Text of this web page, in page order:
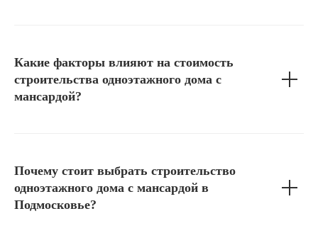
Какие факторы влияют на стоимость
строительства одноэтажного дома с
мансардой?
Почему стоит выбрать строительство
одноэтажного дома с мансардой в
Подмосковье?